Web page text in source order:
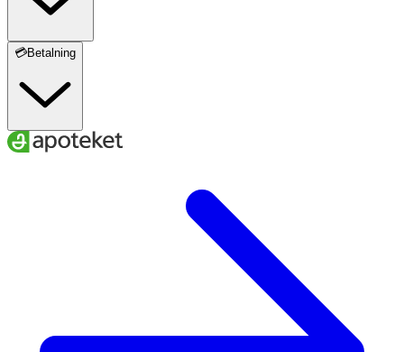
💳Betalning